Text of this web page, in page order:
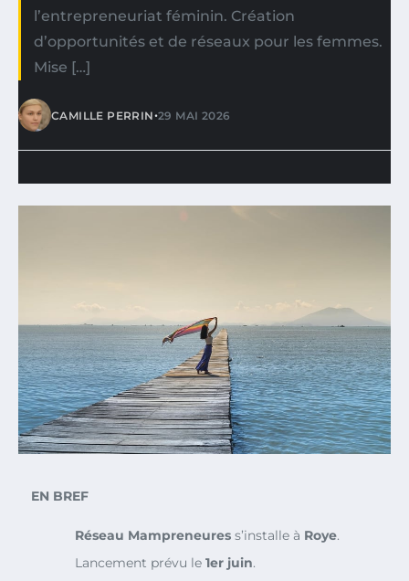
l’entrepreneuriat féminin. Création
d’opportunités et de réseaux pour les femmes.
Mise […]
CAMILLE PERRIN•29 MAI 2026
EN BREF
Réseau Mampreneures s’installe à Roye.
Lancement prévu le 1er juin.